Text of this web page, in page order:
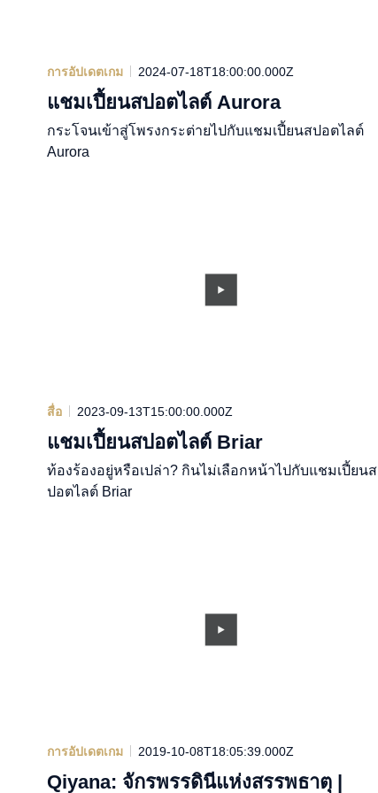
การอัปเดตเกม 2024-07-18T18:00:00.000Z
แชมเปี้ยนสปอตไลต์ Aurora
กระโจนเข้าสู่โพรงกระต่ายไปกับแชมเปี้ยนสปอตไลต์
Aurora
สื่อ 2023-09-13T15:00:00.000Z
แชมเปี้ยนสปอตไลต์ Briar
ท้องร้องอยู่หรือเปล่า? กินไม่เลือกหน้าไปกับแชมเปี้ยนส
ปอตไลต์ Briar
การอัปเดตเกม 2019-10-08T18:05:39.000Z
Qiyana: จักรพรรดินีแห่งสรรพธาตุ |